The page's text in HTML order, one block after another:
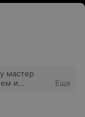
мастер
и
Еще